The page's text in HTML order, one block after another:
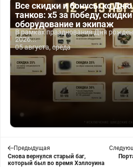
Все скидки и бонусы ко
танков: x5 за победу,
оборудование и экипаж
В рамках празднования Дня
2026...
05 августа, среда
Предыдущая
Снова вернулся старый баг,
который был во время Хэллоуина